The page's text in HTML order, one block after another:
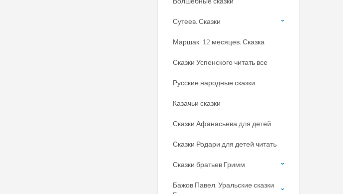
Сутеев. Сказки
Маршак. 12 месяцев. Сказка
Сказки Успенского читать все
Русские народные сказки
Казачьи сказки
Сказки Афанасьева для детей
Сказки Родари для детей читать
Сказки братьев Гримм
Бажов Павел. Уральские сказки